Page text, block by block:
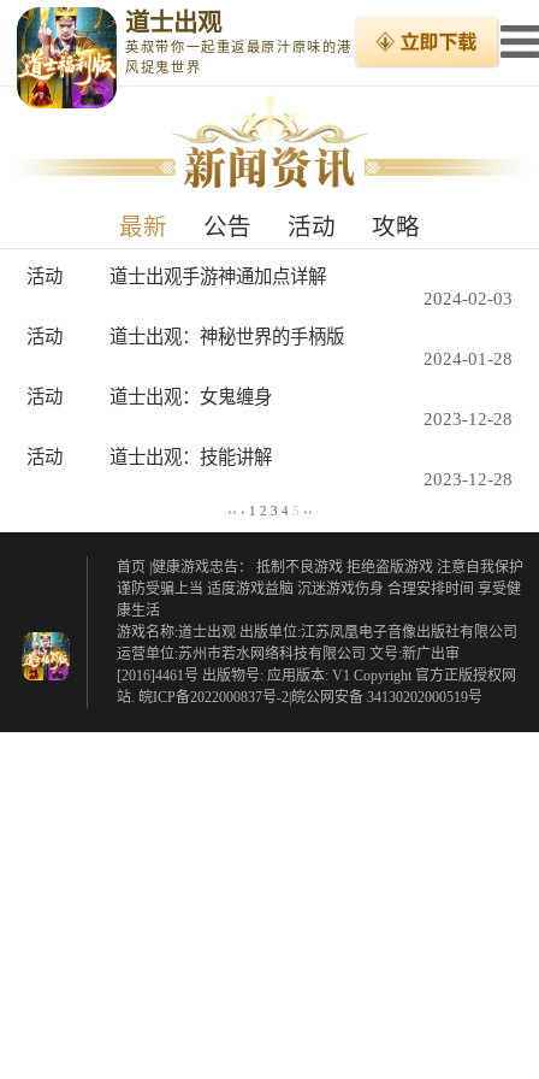
道士出观
英叔带你一起重返最原汁原味的港
风捉鬼世界
最新 公告 活动 攻略
活动
道士出观手游神通加点详解
2024-02-03
活动
道士出观：神秘世界的手柄版
2024-01-28
活动
道士出观：女鬼缠身
2023-12-28
活动
道士出观：技能讲解
2023-12-28
‹‹ ‹ 1 2 3 4 5 ››
首页 |健康游戏忠告： 抵制不良游戏 拒绝盗版游戏 注意自我保护
谨防受骗上当 适度游戏益脑 沉迷游戏伤身 合理安排时间 享受健
康生活
游戏名称:道士出观 出版单位:江苏凤凰电子音像出版社有限公司
运营单位:苏州市若水网络科技有限公司 文号:新广出审
[2016]4461号 出版物号: 应用版本: V1 Copyright 官方正版授权网
站. 皖ICP备2022000837号-2|皖公网安备 34130202000519号